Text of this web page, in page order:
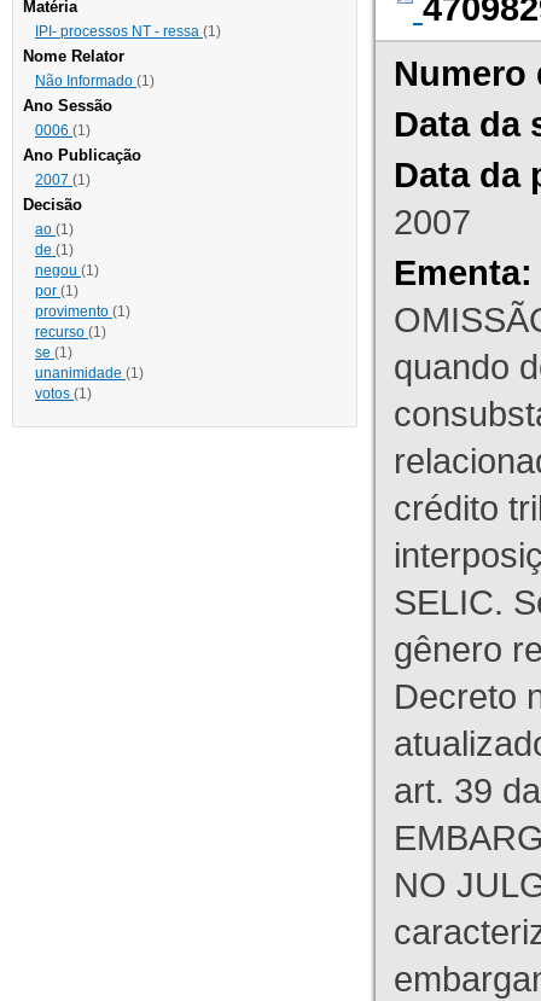
Matéria
IPI- processos NT - ressa (1)
Nome Relator
Não Informado (1)
Ano Sessão
0006 (1)
Ano Publicação
2007 (1)
Decisão
ao (1)
de (1)
negou (1)
por (1)
provimento (1)
recurso (1)
se (1)
unanimidade (1)
votos (1)
Numero
Data da
Data da
2007
Ementa:
quando
crédito
SELIC.
gênero
Decreto
art. 39
NO